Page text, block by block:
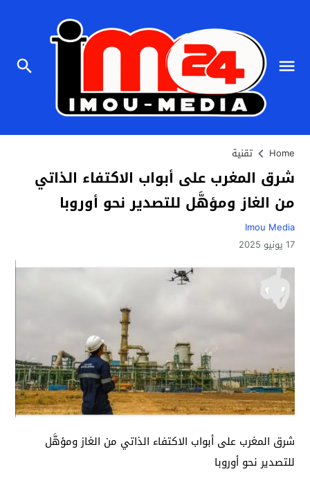
Home تقنية
شرق المغرب على أبواب الاكتفاء الذاتي
من الغاز ومؤهَّل للتصدير نحو أوروبا
Imou Media
17 يونيو 2025
شرق المغرب على أبواب الاكتفاء الذاتي من الغاز ومؤهَّل
للتصدير نحو أوروبا